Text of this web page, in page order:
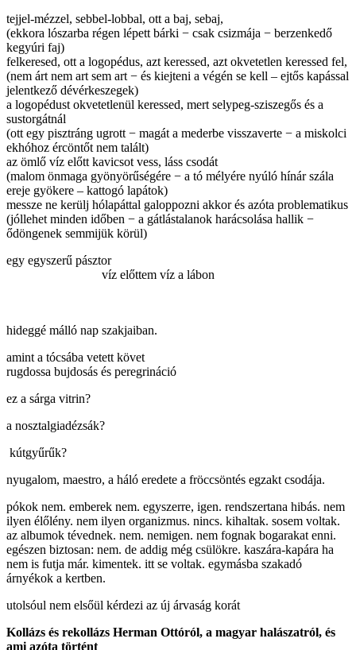
tejjel-mézzel, sebbel-lobbal, ott a baj, sebaj,
(ekkora lószarba régen lépett bárki − csak csizmája − berzenkedő
kegyúri faj)
felkeresed, ott a logopédus, azt keressed, azt okvetetlen keressed fel,
(nem árt nem art sem art − és kiejteni a végén se kell – ejtős kapással
jelentkező dévérkeszegek)
a logopédust okvetetlenül keressed, mert selypeg-sziszegős és a
sustorgátnál
(ott egy pisztráng ugrott − magát a mederbe visszaverte − a miskolci
ekhóhoz ércöntőt nem talált)
az ömlő víz előtt kavicsot vess, láss csodát
(malom önmaga gyönyörűségére − a tó mélyére nyúló hínár szála
ereje gyökere – kattogó lapátok)
messze ne kerülj hólapáttal galoppozni akkor és azóta problematikus
(jóllehet minden időben − a gátlástalanok harácsolása hallik −
ődöngenek semmijük körül)
egy egyszerű pásztor
víz előttem víz a lábon
hideggé málló nap szakjaiban.
amint a tócsába vetett követ
rugdossa bujdosás és peregrináció
ez a sárga vitrin?
a nosztalgiadézsák?
kútgyűrűk?
nyugalom, maestro, a háló eredete a fröccsöntés egzakt csodája.
pókok nem. emberek nem. egyszerre, igen. rendszertana hibás. nem
ilyen élőlény. nem ilyen organizmus. nincs. kihaltak. sosem voltak.
az albumok tévednek. nem. nemigen. nem fognak bogarakat enni.
egészen biztosan: nem. de addig még csülökre. kaszára-kapára ha
nem is futja már. kimentek. itt se voltak. egymásba szakadó
árnyékok a kertben.
utolsóul nem elsőül kérdezi az új árvaság korát
Kollázs és rekollázs Herman Ottóról, a magyar halászatról, és
ami azóta történt